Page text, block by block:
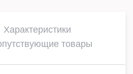
Характеристики
товары